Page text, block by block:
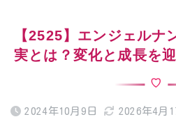
【2525】エンジェルナ
実とは？変化と成長を
2024年10月9日 2026年4月